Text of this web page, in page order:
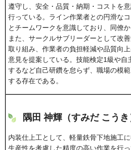
遵守し、安全・品質・納期・コストを
行っている。ライン作業者との円滑な
とチームワークを意識しており、同僚か
また、サークルサブリーダーとして改
取り組み、作業者の負担軽減や品質向
意見を提案している。技能検定1級や自
するなど自己研鑽を怠らず、職場の模範
する存在である。
隅田 神輝（すみだ こう
内装仕上工として、軽量鉄骨下地施工
生産性を考慮した精度の高い作業を行